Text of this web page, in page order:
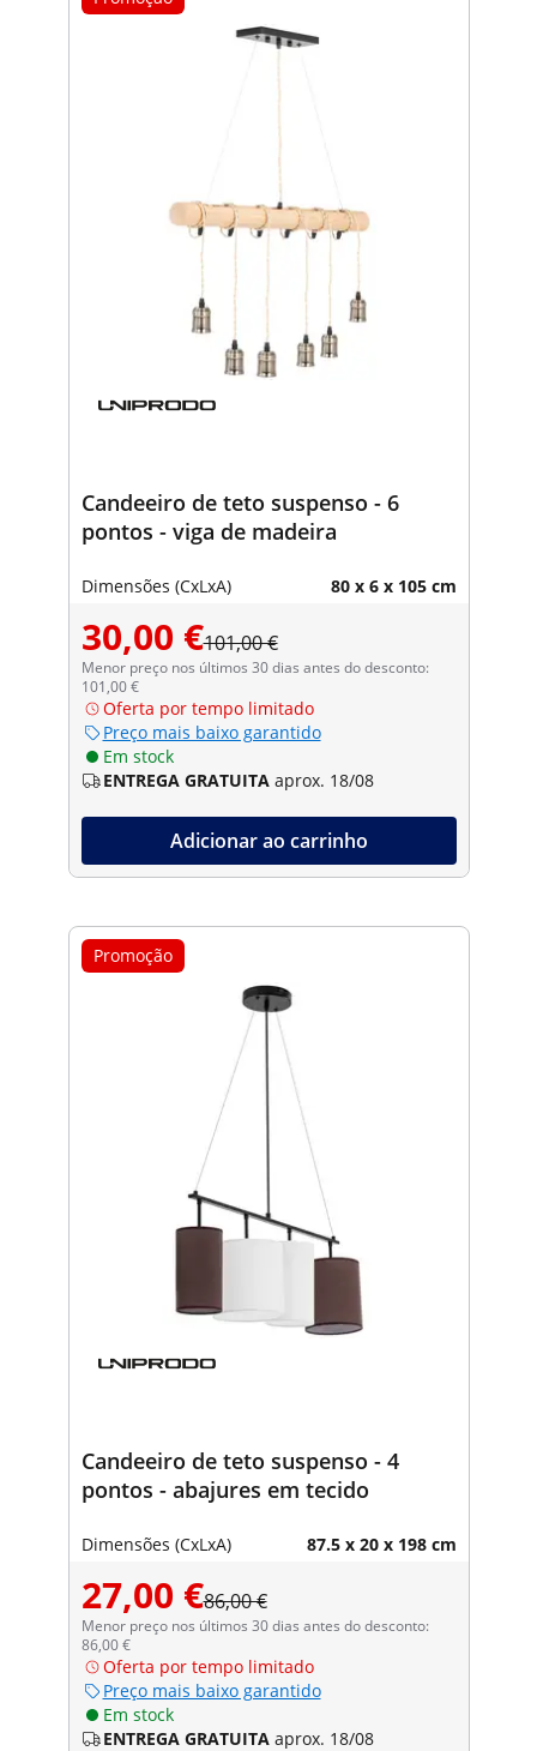
Candeeiro de teto suspenso - 6
pontos - viga de madeira
Dimensões (CxLxA) 80 x 6 x 105 cm
30,00 €101,00 €
Menor preço nos últimos 30 dias antes do desconto:
101,00 €
Oferta por tempo limitado
Preço mais baixo garantido
Em stock
ENTREGA GRATUITA aprox. 18/08
Adicionar ao carrinho
Promoção
Candeeiro de teto suspenso - 4
pontos - abajures em tecido
Dimensões (CxLxA) 87.5 x 20 x 198 cm
27,00 €86,00 €
Menor preço nos últimos 30 dias antes do desconto:
86,00 €
Oferta por tempo limitado
Preço mais baixo garantido
Em stock
ENTREGA GRATUITA aprox. 18/08